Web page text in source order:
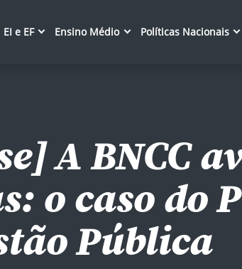
EI e EF Ensino Médio Políticas Nacionais
A BNCC
o caso do
Pública